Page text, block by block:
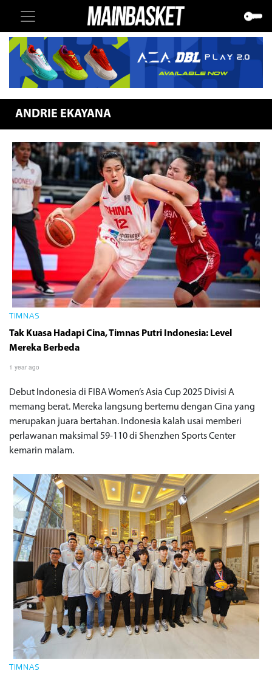
ANDRIE EKAYANA
TIMNAS
Tak Kuasa Hadapi Cina, Timnas Putri Indonesia: Level
Mereka Berbeda
1 year ago
Debut Indonesia di FIBA Women’s Asia Cup 2025 Divisi A
memang berat. Mereka langsung bertemu dengan Cina yang
merupakan juara bertahan. Indonesia kalah usai memberi
perlawanan maksimal 59-110 di Shenzhen Sports Center
kemarin malam.
TIMNAS